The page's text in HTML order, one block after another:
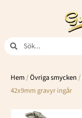
Sök Sök
Hem/Övriga smycken/
42x9mm gravyr ingår